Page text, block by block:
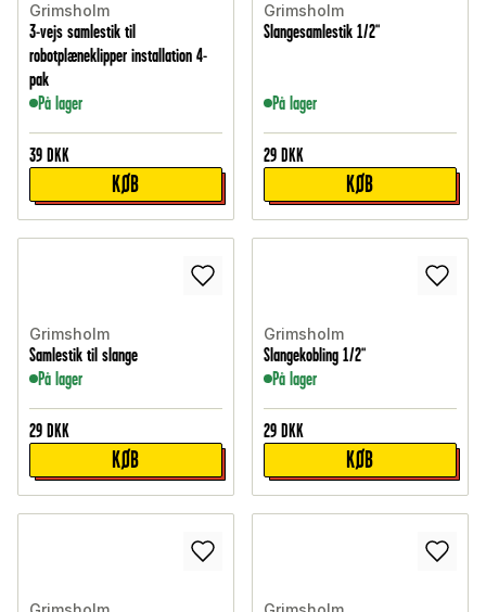
Grimsholm
3-vejs samlestik til
robotplæneklipper installation 4-
pak
På lager
39 DKK
KØB
Grimsholm
Slangesamlestik 1/2"
På lager
29 DKK
KØB
Grimsholm
Samlestik til slange
På lager
29 DKK
KØB
Grimsholm
Slangekobling 1/2"
På lager
29 DKK
KØB